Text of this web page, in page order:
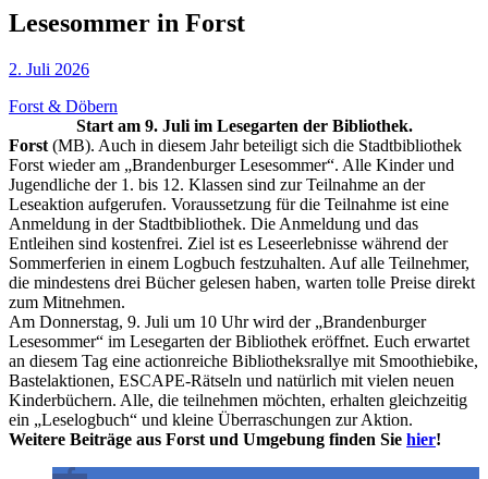
Lesesommer in Forst
2. Juli 2026
Forst & Döbern
Start am 9. Juli im Lesegarten der Bibliothek.
Forst (MB). Auch in diesem Jahr beteiligt sich die Stadtbibliothek
Forst wieder am „Brandenburger Lesesommer“. Alle Kinder und
Jugendliche der 1. bis 12. Klassen sind zur Teilnahme an der
Leseaktion aufgerufen. Voraussetzung für die Teilnahme ist eine
Anmeldung in der Stadtbibliothek. Die Anmeldung und das
Entleihen sind kostenfrei. Ziel ist es Leseerlebnisse während der
Sommerferien in einem Logbuch festzuhalten. Auf alle Teilnehmer,
die mindestens drei Bücher gelesen haben, warten tolle Preise direkt
zum Mitnehmen.
Am Donnerstag, 9. Juli um 10 Uhr wird der „Brandenburger
Lesesommer“ im Lesegarten der Bibliothek eröffnet. Euch erwartet
an diesem Tag eine actionreiche Bibliotheksrallye mit Smoothiebike,
Bastelaktionen, ESCAPE-Rätseln und natürlich mit vielen neuen
Kinderbüchern. Alle, die teilnehmen möchten, erhalten gleichzeitig
ein „Leselogbuch“ und kleine Überraschungen zur Aktion.
Weitere Beiträge aus Forst und Umgebung finden Sie hier!